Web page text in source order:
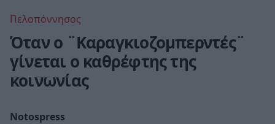
Πελοπόννησος
Όταν ο ¨Καραγκιοζομπερντές¨
γίνεται ο καθρέφτης της
κοινωνίας
Notospress